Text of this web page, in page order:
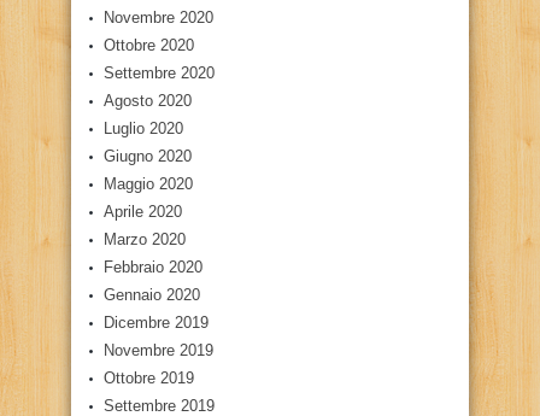
Novembre 2020
Ottobre 2020
Settembre 2020
Agosto 2020
Luglio 2020
Giugno 2020
Maggio 2020
Aprile 2020
Marzo 2020
Febbraio 2020
Gennaio 2020
Dicembre 2019
Novembre 2019
Ottobre 2019
Settembre 2019